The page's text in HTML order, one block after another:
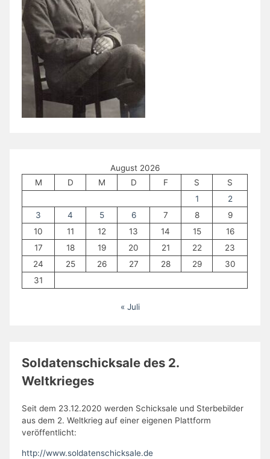
August 2026
M
D M D F S
S
1
2
3
4 5 6 7 8
9
10
11 12 13 14 15
16
17
18 19 20 21 22
23
24
25 26 27 28 29
30
31
« Juli
Soldatenschicksale des 2.
Weltkrieges
Seit dem 23.12.2020 werden Schicksale und Sterbebilder
aus dem 2. Weltkrieg auf einer eigenen Plattform
veröffentlicht:
http://www.soldatenschicksale.de